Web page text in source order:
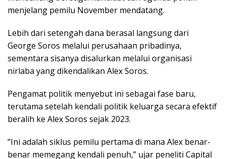
menjelang pemilu November mendatang.
Lebih dari setengah dana berasal langsung dari
George Soros melalui perusahaan pribadinya,
sementara sisanya disalurkan melalui organisasi
nirlaba yang dikendalikan Alex Soros.
Pengamat politik menyebut ini sebagai fase baru,
terutama setelah kendali politik keluarga secara efektif
beralih ke Alex Soros sejak 2023.
“Ini adalah siklus pemilu pertama di mana Alex benar-
benar memegang kendali penuh,” ujar peneliti Capital